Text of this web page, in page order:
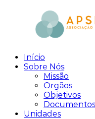
content
aPsi
Associação
Psicologia
Início
Sobre Nós
Missão
Orgãos
Objetivos
Unidades